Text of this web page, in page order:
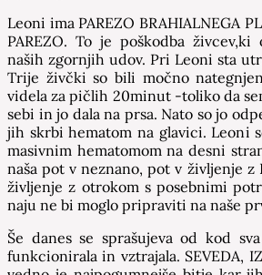
Leoni ima PAREZO BRAHIALNEGA
PAREZO. To je poškodba živcev,ki
naših zgornjih udov. Pri Leoni sta
Trije živčki so bili močno
videla za pičlih 20minut -toliko da
sebi in jo dala na prsa. Nato so jo
jih skrbi hematom na glavici. Leoni
masivnim hematomom na desni
naša pot v neznano, pot v življenje z
življenje z otrokom s posebnimi
naju ne bi moglo pripraviti na naše
Še danes se sprašujeva od kod
funkcionirala in vztrajala. SEVEDA,